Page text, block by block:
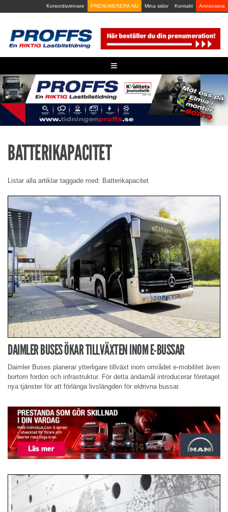
to
Korsordsvinnare PRENUMERERA NU Mina sidor Kontakt Annonsera
≡
BATTERIKAPACITET
Listar alla artiklar taggade med: Batterikapacitet
DAIMLER BUSES ÖKAR TILLVÄXTEN INOM E-BUSSAR
Daimler Buses planerar ytterligare tillväxt inom området e-mobilitet även
bortom fordon och infrastruktur. För detta ändamål introducerar företaget
nya tjänster för att förlänga livslängden för eldrivna bussar.